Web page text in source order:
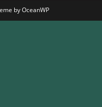
by OceanWP